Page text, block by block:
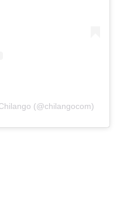
(@chilangocom)